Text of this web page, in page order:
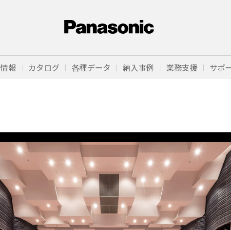
報 カタログ 各種データ 納入事例 業務支援 サポ